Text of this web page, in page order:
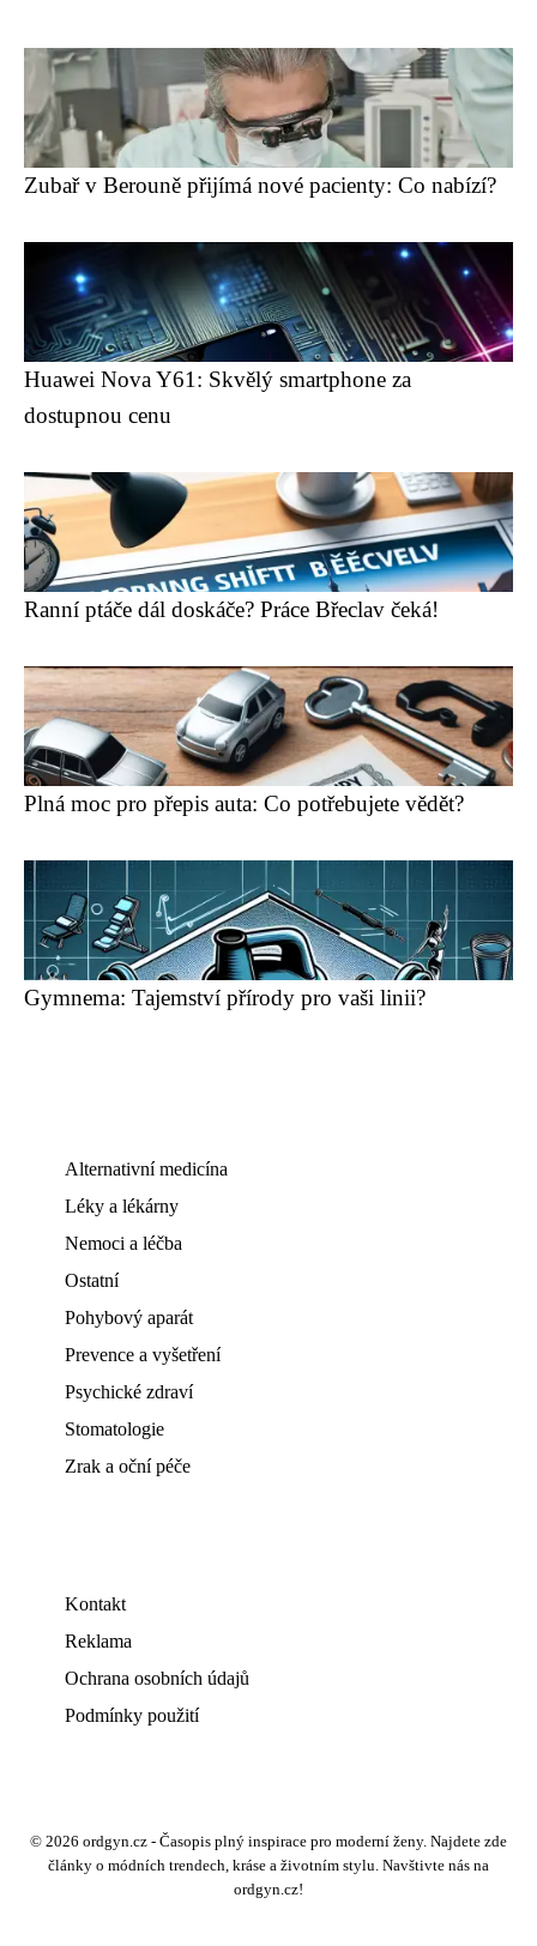
Zubař v Berouně přijímá nové pacienty: Co nabízí?
Huawei Nova Y61: Skvělý smartphone za
dostupnou cenu
Ranní ptáče dál doskáče? Práce Břeclav čeká!
Plná moc pro přepis auta: Co potřebujete vědět?
Gymnema: Tajemství přírody pro vaši linii?
Alternativní medicína
Léky a lékárny
Nemoci a léčba
Ostatní
Pohybový aparát
Prevence a vyšetření
Psychické zdraví
Stomatologie
Zrak a oční péče
Kontakt
Reklama
Ochrana osobních údajů
Podmínky použití
© 2026 ordgyn.cz - Časopis plný inspirace pro moderní ženy. Najdete zde
články o módních trendech, kráse a životním stylu. Navštivte nás na
ordgyn.cz!